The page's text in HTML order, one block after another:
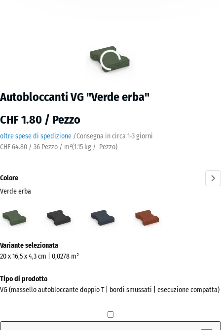
Autobloccanti VG "Verde erba"
CHF 1.80 / Pezzo
oltre spese di spedizione /Consegna in circa 1-3 giorni
CHF 64.80 / 36 Pezzo / m²(1.15 kg / Pezzo)
Colore
Verde erba
Antracite
ardesia
informazioni
sui
colori?
Mostra
Variante selezionata
20 x 16,5 x 4,3 cm | 0,0278 m²
Tipo di prodotto
VG (massello autobloccante doppio T | bordi smussati | esecuzione compatta)